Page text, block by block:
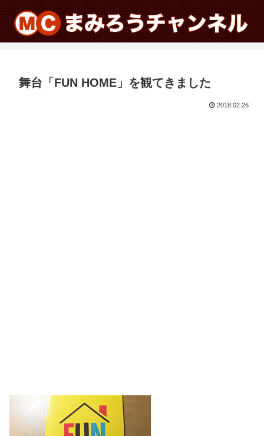
舞台「FUN HOME」を観てきました
2018.02.26